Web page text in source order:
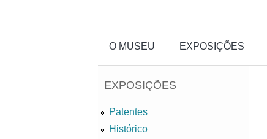
O MUSEU EXPOSIÇÕES
EXPOSIÇÕES
Patentes
Histórico